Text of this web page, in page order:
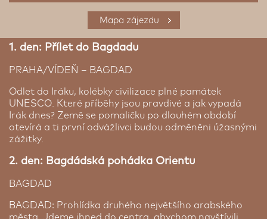
1/1 Pokoj
doubytování - tato služba není garantovaná. CK
SEN nemůže ručit za absolvování zájezdu
Mapa zájezdu
1. den: Přílet do Bagdadu
PRAHA/VÍDEŇ – BAGDAD
Odlet do Iráku, kolébky civilizace plné památek
UNESCO. Které příběhy jsou pravdivé a jak vypadá
Irák dnes? Země se pomaličku po dlouhém období
otevírá a ti první odvážlivci budou odměněni úžasnými
zážitky.
2. den: Bagdádská pohádka Orientu
BAGDAD
BAGDAD: Prohlídka druhého největšího arabského